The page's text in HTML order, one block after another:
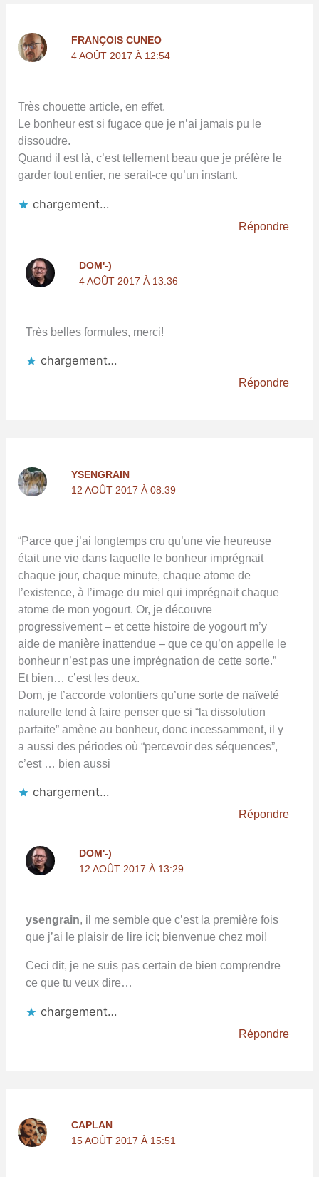
FRANÇOIS CUNEO
4 AOÛT 2017 À 12:54
Très chouette article, en effet.
Le bonheur est si fugace que je n’ai jamais pu le
dissoudre.
Quand il est là, c’est tellement beau que je préfère le
garder tout entier, ne serait-ce qu’un instant.
chargement…
Répondre
DOM'-)
4 AOÛT 2017 À 13:36
Très belles formules, merci!
chargement…
Répondre
YSENGRAIN
12 AOÛT 2017 À 08:39
“Parce que j’ai longtemps cru qu’une vie heureuse
était une vie dans laquelle le bonheur imprégnait
chaque jour, chaque minute, chaque atome de
l’existence, à l’image du miel qui imprégnait chaque
atome de mon yogourt. Or, je découvre
progressivement – et cette histoire de yogourt m’y
aide de manière inattendue – que ce qu’on appelle le
bonheur n’est pas une imprégnation de cette sorte.”
Et bien… c’est les deux.
Dom, je t’accorde volontiers qu’une sorte de naïveté
naturelle tend à faire penser que si “la dissolution
parfaite” amène au bonheur, donc incessamment, il y
a aussi des périodes où “percevoir des séquences”,
c’est … bien aussi
chargement…
Répondre
DOM'-)
12 AOÛT 2017 À 13:29
ysengrain, il me semble que c’est la première fois
que j’ai le plaisir de lire ici; bienvenue chez moi!
Ceci dit, je ne suis pas certain de bien comprendre
ce que tu veux dire…
chargement…
Répondre
CAPLAN
15 AOÛT 2017 À 15:51